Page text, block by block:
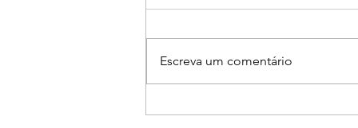
Workshop Internacional
Escreva um comentário